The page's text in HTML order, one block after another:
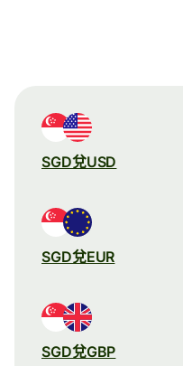
SGD兌USD
SGD兌EUR
SGD兌GBP